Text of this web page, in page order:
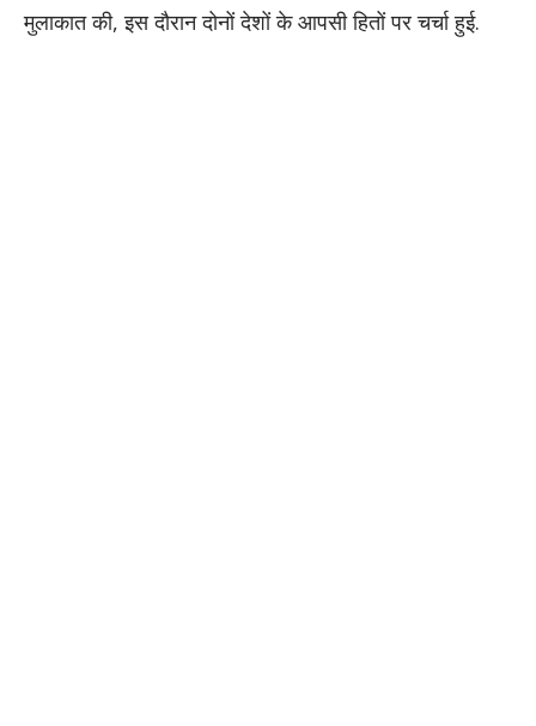
मुलाकात की, इस दौरान दोनों देशों के आपसी हितों पर चर्चा हुई.